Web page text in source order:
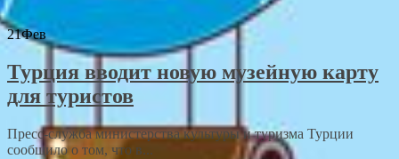
21Фев
Турция вводит новую музейную карту
для туристов
Пресс-служба министерства культуры и туризма Турции
сообщило о том, что в...